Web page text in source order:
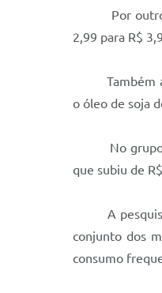
Por outro
2,99 para R$
Também
o óleo de soja
No grupo
que subiu de
A pesquisa
conjunto dos
consumo